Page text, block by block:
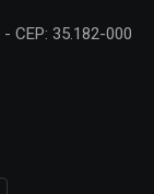
CEP: 35.182-000